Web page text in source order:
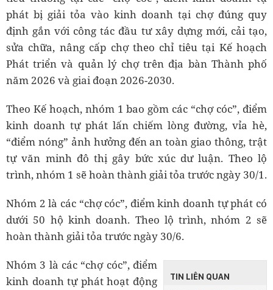
phát bị giải tỏa vào kinh doanh tại chợ đúng quy
định gắn với công tác đầu tư xây dựng mới, cải tạo,
sửa chữa, nâng cấp chợ theo chỉ tiêu tại Kế hoạch
Phát triển và quản lý chợ trên địa bàn Thành phố
năm 2026 và giai đoạn 2026-2030.
Theo Kế hoạch, nhóm 1 bao gồm các “chợ cóc”, điểm
kinh doanh tự phát lấn chiếm lòng đường, vỉa hè,
“điểm nóng” ảnh hưởng đến an toàn giao thông, trật
tự văn minh đô thị gây bức xúc dư luận. Theo lộ
trình, nhóm 1 sẽ hoàn thành giải tỏa trước ngày 30/1.
Nhóm 2 là các “chợ cóc”, điểm kinh doanh tự phát có
dưới 50 hộ kinh doanh. Theo lộ trình, nhóm 2 sẽ
hoàn thành giải tỏa trước ngày 30/6.
TIN LIÊN QUAN
Nhóm 3 là các “chợ cóc”, điểm
kinh doanh tự phát hoạt động